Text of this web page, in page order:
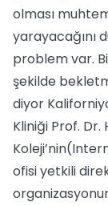
olması
yarayacağını
problem var.
şekilde
diyor
Kliniği Prof.
ofisi yetkili